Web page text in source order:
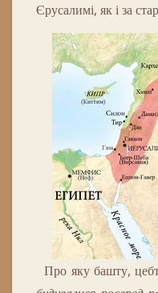
Єрусалимі, як і за
Про яку башту,